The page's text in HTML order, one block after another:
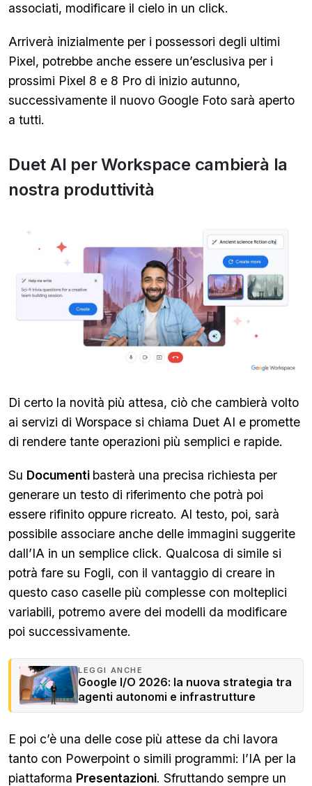
associati, modificare il cielo in un click.
Arriverà inizialmente per i possessori degli ultimi
Pixel, potrebbe anche essere un’esclusiva per i
prossimi Pixel 8 e 8 Pro di inizio autunno,
successivamente il nuovo Google Foto sarà aperto
a tutti.
Duet AI per Workspace cambierà la
nostra produttività
Di certo la novità più attesa, ciò che cambierà volto
ai servizi di Worspace si chiama Duet AI e promette
di rendere tante operazioni più semplici e rapide.
Su Documenti basterà una precisa richiesta per
generare un testo di riferimento che potrà poi
essere rifinito oppure ricreato. Al testo, poi, sarà
possibile associare anche delle immagini suggerite
dall’IA in un semplice click. Qualcosa di simile si
potrà fare su Fogli, con il vantaggio di creare in
questo caso caselle più complesse con molteplici
variabili, potremo avere dei modelli da modificare
poi successivamente.
LEGGI ANCHE
Google I/O 2026: la nuova strategia tra
agenti autonomi e infrastrutture
E poi c’è una delle cose più attese da chi lavora
tanto con Powerpoint o simili programmi: l’IA per la
piattaforma Presentazioni. Sfruttando sempre un